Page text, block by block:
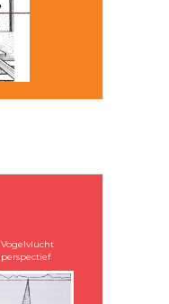
Vogelvlucht
perspectief